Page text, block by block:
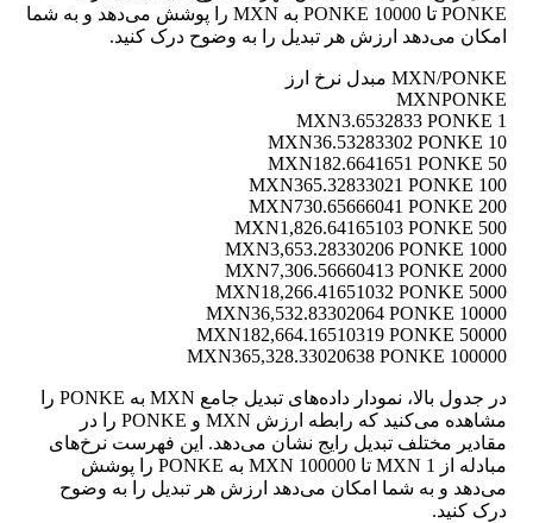
PONKE تا 10000 PONKE به MXN را پوشش می‌دهد و به شما
امکان می‌دهد ارزش هر تبدیل را به وضوح درک کنید.
MXN/PONKE مبدل نرخ ارز
MXNPONKE
1 MXN
3.6532833 PONKE
10 MXN
36.53283302 PONKE
50 MXN
182.6641651 PONKE
100 MXN
365.32833021 PONKE
200 MXN
730.65666041 PONKE
500 MXN
1,826.64165103 PONKE
1000 MXN
3,653.28330206 PONKE
2000 MXN
7,306.56660413 PONKE
5000 MXN
18,266.41651032 PONKE
10000 MXN
36,532.83302064 PONKE
50000 MXN
182,664.16510319 PONKE
100000 MXN
365,328.33020638 PONKE
در جدول بالا، نمودار داده‌های تبدیل جامع MXN به PONKE را
مشاهده می‌کنید که رابطه ارزش MXN و PONKE را در
مقادیر مختلف تبدیل رایج نشان می‌دهد. این فهرست نرخ‌های
مبادله از 1 MXN تا 100000 MXN به PONKE را پوشش
می‌دهد و به شما امکان می‌دهد ارزش هر تبدیل را به وضوح
درک کنید.